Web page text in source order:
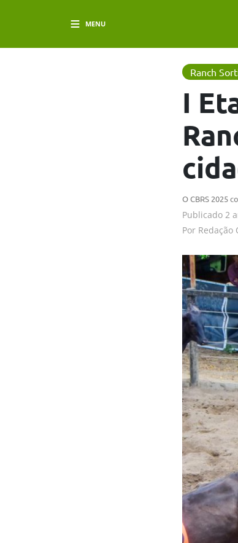
MENU
Ranch
I
O CBRS 2025
Publicado 2
Por Redação